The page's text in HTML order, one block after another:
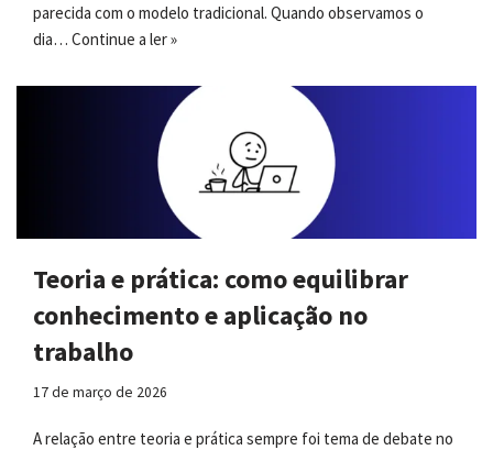
parecida com o modelo tradicional. Quando observamos o
dia… Continue a ler »
Teoria e prática: como equilibrar
conhecimento e aplicação no
trabalho
17 de março de 2026
A relação entre teoria e prática sempre foi tema de debate no